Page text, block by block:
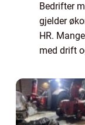
Bedrifter
gjelder
HR.
med drift